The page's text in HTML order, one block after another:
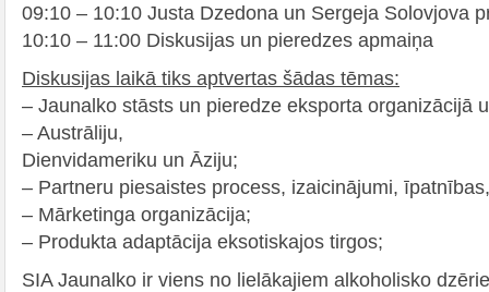
09:10 – 10:10 Justa Dzedona un Sergeja Solovjova
10:10 – 11:00 Diskusijas un pieredzes apmaiņa
Diskusijas laikā tiks aptvertas šādas tēmas:
– Jaunalko stāsts un pieredze eksporta organizācijā
– Austrāliju,
Dienvidameriku un Āziju;
– Partneru piesaistes process, izaicinājumi,
– Mārketinga organizācija;
– Produkta adaptācija eksotiskajos tirgos;
SIA Jaunalko ir viens no lielākajiem alkoholisko